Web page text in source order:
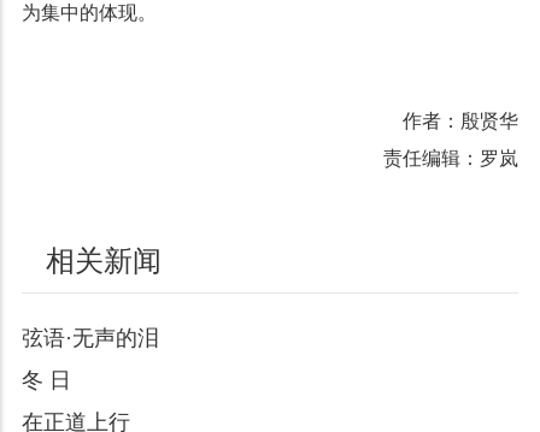
为集中的体现。
作者：殷贤华
责任编辑：罗岚
相关新闻
弦语·无声的泪
冬 日
在正道上行